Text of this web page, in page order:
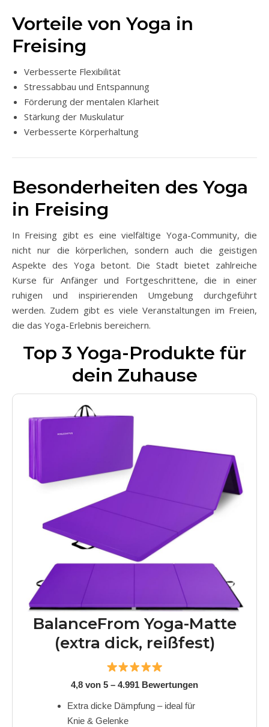
Vorteile von Yoga in
Freising
Verbesserte Flexibilität
Stressabbau und Entspannung
Förderung der mentalen Klarheit
Stärkung der Muskulatur
Verbesserte Körperhaltung
Besonderheiten des Yoga
in Freising
In Freising gibt es eine vielfältige Yoga-Community, die
nicht nur die körperlichen, sondern auch die geistigen
Aspekte des Yoga betont. Die Stadt bietet zahlreiche
Kurse für Anfänger und Fortgeschrittene, die in einer
ruhigen und inspirierenden Umgebung durchgeführt
werden. Zudem gibt es viele Veranstaltungen im Freien,
die das Yoga-Erlebnis bereichern.
Top 3 Yoga-Produkte für
dein Zuhause
BalanceFrom Yoga-Matte
(extra dick, reißfest)
4,8 von 5 – 4.991 Bewertungen
Extra dicke Dämpfung – ideal für
Knie & Gelenke